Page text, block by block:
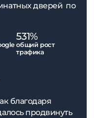
дверей по
531%
общий рост
трафика
благодаря
продвинуть